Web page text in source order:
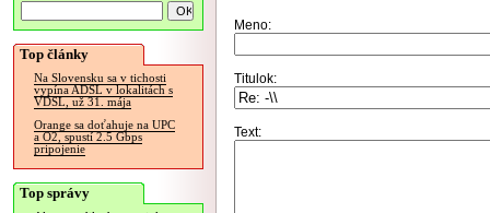
Top články
Na Slovensku sa v tichosti
vypína ADSL v lokalitách s
VDSL, už 31. mája
Orange sa doťahuje na UPC
a O2, spustí 2.5 Gbps
pripojenie
Top správy
Meno:
Titulok:
Text: